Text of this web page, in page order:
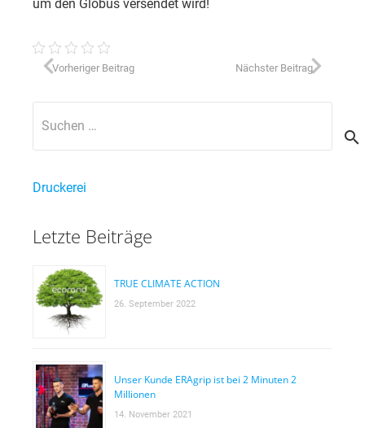
um den Globus versendet wird!
Vorheriger Beitrag Nächster Beitrag
nach:
Druckerei
Letzte Beiträge
TRUE CLIMATE ACTION
26. September 2022
Unser Kunde ERAgrip ist bei 2 Minuten 2
Millionen
14. November 2021